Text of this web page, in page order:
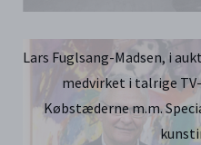
Lars Fuglsang-Madsen, i
medvirket i talrige
Købstæderne m.m.